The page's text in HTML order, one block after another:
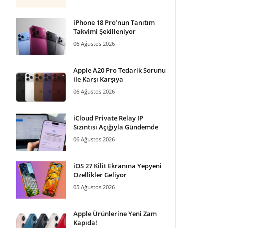
iPhone 18 Pro’nun Tanıtım
Takvimi Şekilleniyor
06 Ağustos 2026
Apple A20 Pro Tedarik Sorunu
ile Karşı Karşıya
06 Ağustos 2026
iCloud Private Relay IP
Sızıntısı Açığıyla Gündemde
06 Ağustos 2026
iOS 27 Kilit Ekranına Yepyeni
Özellikler Geliyor
05 Ağustos 2026
Apple Ürünlerine Yeni Zam
Kapıda!